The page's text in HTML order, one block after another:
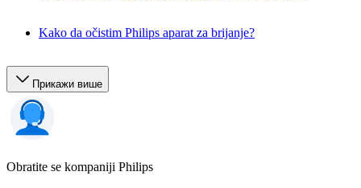
Kako da očistim Philips aparat za brijanje?
Прикажи више
Obratite se kompaniji Philips